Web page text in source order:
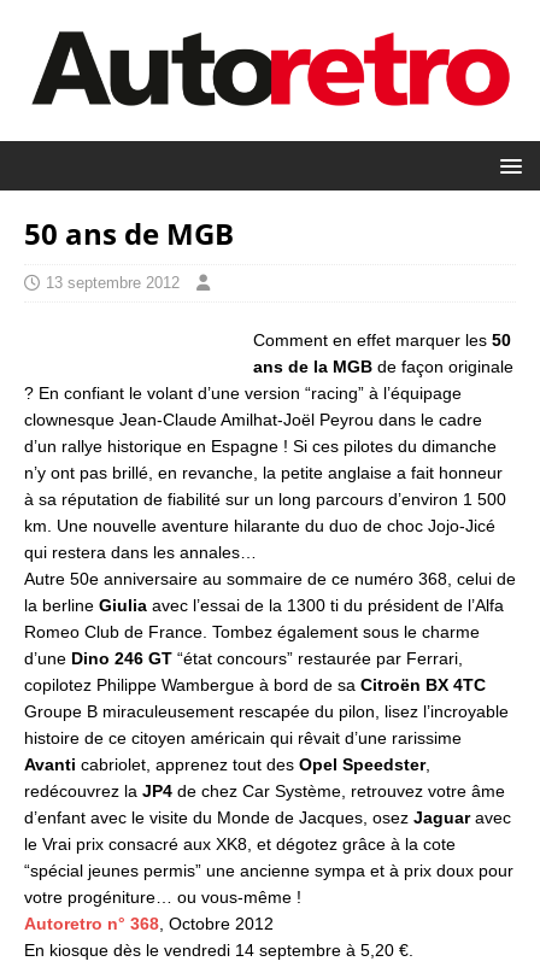
50 ans de MGB
13 septembre 2012
Comment en effet marquer les 50
ans de la MGB de façon originale
? En confiant le volant d’une version “racing” à l’équipage
clownesque Jean-Claude Amilhat-Joël Peyrou dans le cadre
d’un rallye historique en Espagne ! Si ces pilotes du dimanche
n’y ont pas brillé, en revanche, la petite anglaise a fait honneur
à sa réputation de fiabilité sur un long parcours d’environ 1 500
km. Une nouvelle aventure hilarante du duo de choc Jojo-Jicé
qui restera dans les annales…
Autre 50e anniversaire au sommaire de ce numéro 368, celui de
la berline Giulia avec l’essai de la 1300 ti du président de l’Alfa
Romeo Club de France. Tombez également sous le charme
d’une Dino 246 GT “état concours” restaurée par Ferrari,
copilotez Philippe Wambergue à bord de sa Citroën BX 4TC
Groupe B miraculeusement rescapée du pilon, lisez l’incroyable
histoire de ce citoyen américain qui rêvait d’une rarissime
Avanti cabriolet, apprenez tout des Opel Speedster,
redécouvrez la JP4 de chez Car Système, retrouvez votre âme
d’enfant avec le visite du Monde de Jacques, osez Jaguaravec
le Vrai prix consacré aux XK8, et dégotez grâce à la cote
“spécial jeunes permis” une ancienne sympa et à prix doux pour
votre progéniture… ou vous-même !
Autoretro n° 368 , Octobre 2012
En kiosque dès le vendredi 14 septembre à 5,20 €.